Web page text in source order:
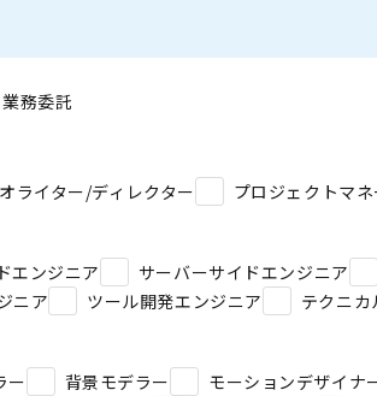
業務委託
ライター/ディレクター
プロジェクトマ
エンジニア
サーバーサイドエンジニア
ニア ツール開発エンジニア
テクニカ
ー 背景モデラー
モーションデザイナ